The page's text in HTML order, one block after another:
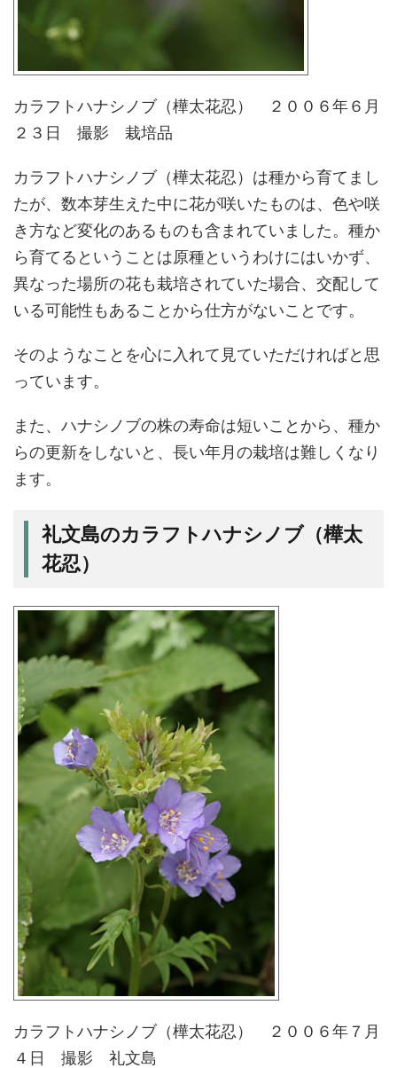
カラフトハナシノブ（樺太花忍） ２００６年６月
２３日 撮影 栽培品
カラフトハナシノブ（樺太花忍）は種から育てまし
たが、数本芽生えた中に花が咲いたものは、色や咲
き方など変化のあるものも含まれていました。種か
ら育てるということは原種というわけにはいかず、
異なった場所の花も栽培されていた場合、交配して
いる可能性もあることから仕方がないことです。
そのようなことを心に入れて見ていただければと思
っています。
また、ハナシノブの株の寿命は短いことから、種か
らの更新をしないと、長い年月の栽培は難しくなり
ます。
礼文島のカラフトハナシノブ（樺太
花忍）
カラフトハナシノブ（樺太花忍） ２００６年７月
４日 撮影 礼文島